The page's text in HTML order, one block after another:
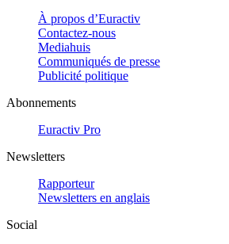
À propos d’Euractiv
Contactez-nous
Mediahuis
Communiqués de presse
Publicité politique
Abonnements
Euractiv Pro
Newsletters
Rapporteur
Newsletters en anglais
Social